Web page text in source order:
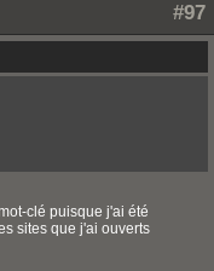
#97
clé puisque j'ai été
sites que j'ai ouverts